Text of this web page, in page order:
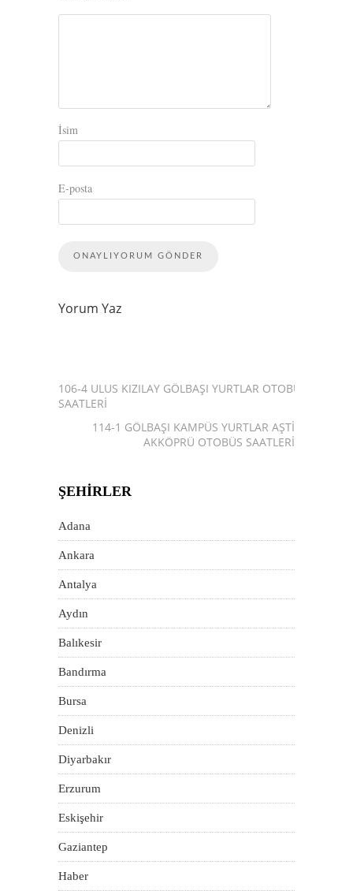
İsim
E-posta
Yorum Yaz
106-4 ULUS KIZILAY GÖLBAŞI YURTLAR OTOBÜS
SAATLERI
114-1 GÖLBAŞI KAMPÜS YURTLAR AŞTI
AKKÖPRÜ OTOBÜS SAATLERI
ŞEHIRLER
Adana
Ankara
Antalya
Aydın
Balıkesir
Bandırma
Bursa
Denizli
Diyarbakır
Erzurum
Eskişehir
Gaziantep
Haber